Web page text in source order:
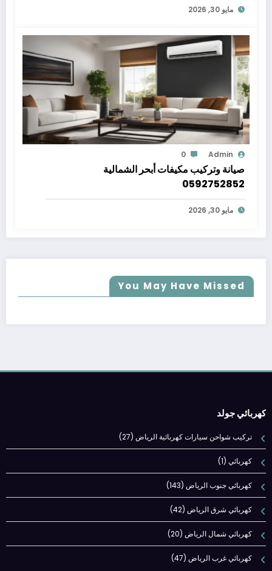
مايو 30, 2026
Admin
0
صيانة وتركيب مكيفات أبحر الشمالية
0592752852
مايو 30, 2026
You May Have Missed
كهربائي جولد
تركيب شواحن سيارات كهربائية الرياض (27)
كهربائي (1)
كهربائي جنوب الرياض (143)
كهربائي شرق الرياض (42)
كهربائي شمال الرياض (20)
كهربائي غرب الرياض (47)